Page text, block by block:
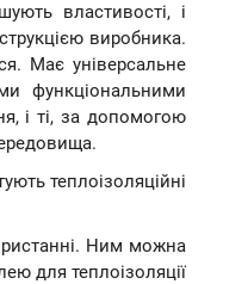
властивості, і
виробника.
Має універсальне
функціональними
і ті, за допомогою
теплоізоляційні
Ним можна
для теплоізоляції